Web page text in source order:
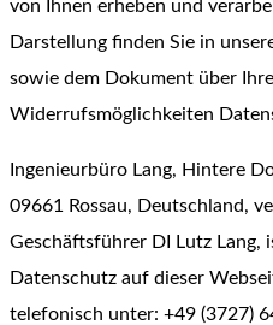
von Ihnen erheben und
Darstellung finden Sie in
sowie dem Dokument über
Widerrufsmöglichkeiten
Ingenieurbüro Lang, Hintere
09661 Rossau, Deutschland,
Geschäftsführer DI Lutz
Datenschutz auf dieser
telefonisch unter: +49 (3727)